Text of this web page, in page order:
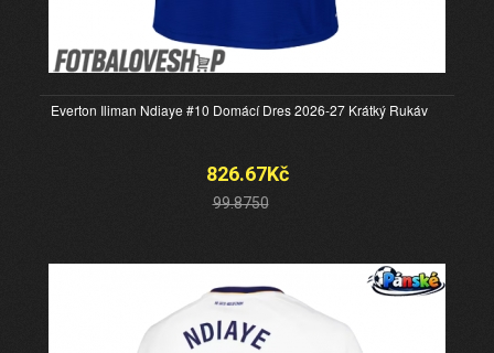
Everton Iliman Ndiaye #10 Domácí Dres 2026-27 Krátký Rukáv
826.67Kč
99.8750